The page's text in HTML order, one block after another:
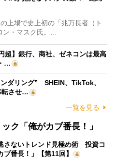
上場で史上初の「兆万長者（ト
ン・マスク氏。…
超】銀行、商社、ゼネコンは最高
…
ダリング” SHEIN、TikTok、
転させ…
一覧を見る
ク「俺がカブ番長！」
さないトレンド見極め術 投資コ
ブ番長！」【第11回】